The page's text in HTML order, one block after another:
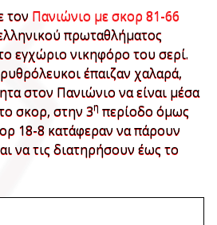
τον Πανιώνιο με σκορ 81-66
πρωταθλήματος
εγχώριο νικηφόρο του σερί.
έπαιζαν χαλαρά,
στον Πανιώνιο να είναι μέσα
σκορ, στην 3η περίοδο όμως
18-8 κατάφεραν να πάρουν
να τις διατηρήσουν έως το